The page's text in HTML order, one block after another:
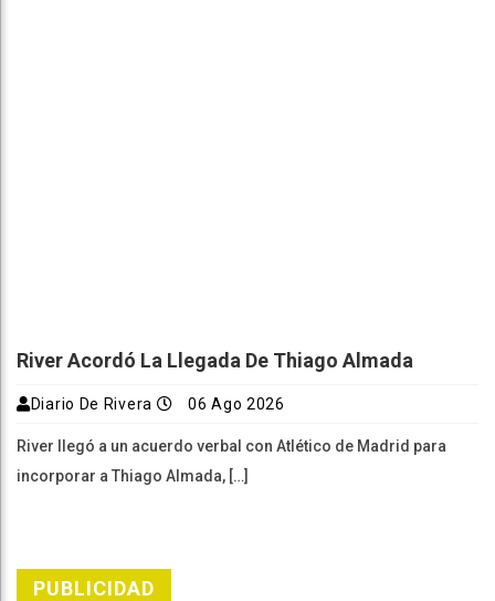
River Acordó La Llegada De Thiago Almada
Diario De Rivera 06 Ago 2026
River llegó a un acuerdo verbal con Atlético de Madrid para
incorporar a Thiago Almada, […]
PUBLICIDAD